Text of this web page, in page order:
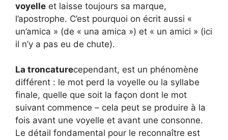
voyelle et laisse toujours sa marque,
l’apostrophe. C’est pourquoi on écrit aussi «
un’amica » (de « una amica ») et « un amici » (ici
il n’y a pas eu de chute).
La troncaturecependant, est un phénomène
différent : le mot perd la voyelle ou la syllabe
finale, quelle que soit la façon dont le mot
suivant commence – cela peut se produire à la
fois avant une voyelle et avant une consonne.
Le détail fondamental pour le reconnaître est